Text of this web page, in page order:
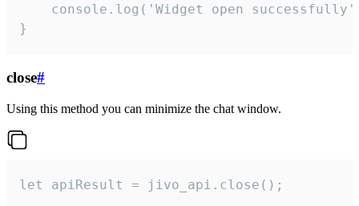
console.log('Widget open
}
close#
Using this method you can minimize the chat window.
let apiResult = jivo_api.close();